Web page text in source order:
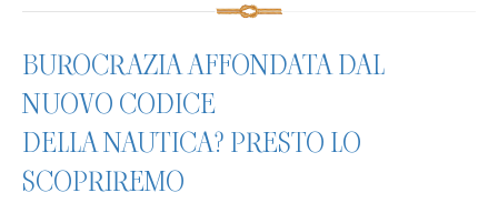
BUROCRAZIA AFFONDATA DAL
NUOVO CODICE
DELLA NAUTICA? PRESTO LO
SCOPRIREMO